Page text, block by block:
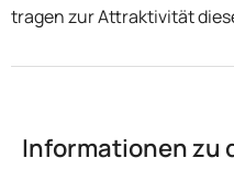
tragen zur Attraktivität
Informationen zu